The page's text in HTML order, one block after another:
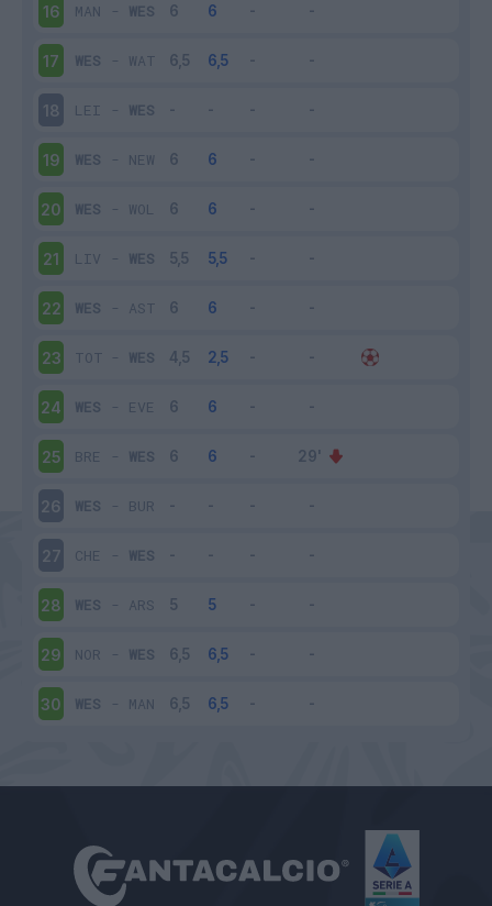
16 MAN - WES
17 WES - WAT
18 LEI - WES
19 WES - NEW
20 WES - WOL
21 LIV - WES
22 WES - AST
23 TOT - WES
24 WES - EVE
25 BRE - WES
26 WES - BUR
27 CHE - WES
28 WES - ARS
29 NOR - WES
30 WES - MAN